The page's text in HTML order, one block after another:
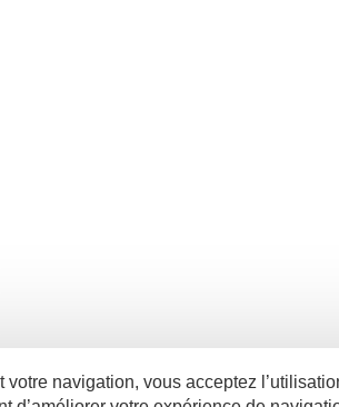
votre navigation, vous acceptez